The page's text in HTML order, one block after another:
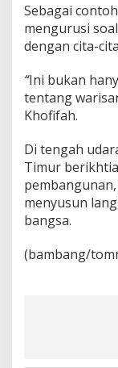
Sebagai
mengurusi
dengan cita-
“Ini bukan
tentang
Khofifah.
Di tengah
Timur
menyusun
bangsa.
(bambang/